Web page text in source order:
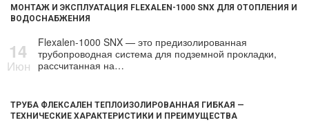
МОНТАЖ И ЭКСПЛУАТАЦИЯ FLEXALEN-1000 SNX ДЛЯ ОТОПЛЕНИЯ И
ВОДОСНАБЖЕНИЯ
14
Июн
Flexalen-1000 SNX — это предизолированная
трубопроводная система для подземной прокладки,
рассчитанная на…
ТРУБА ФЛЕКСАЛЕН ТЕПЛОИЗОЛИРОВАННАЯ ГИБКАЯ —
ТЕХНИЧЕСКИЕ ХАРАКТЕРИСТИКИ И ПРЕИМУЩЕСТВА